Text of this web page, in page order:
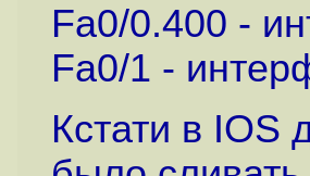
Fa0/0.400 -
Fa0/1 -
Кстати в IOS